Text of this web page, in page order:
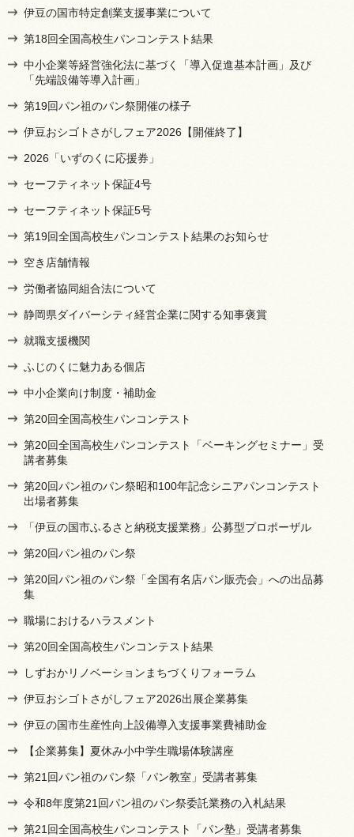
伊豆の国市特定創業支援事業について
第18回全国高校生パンコンテスト結果
中小企業等経営強化法に基づく「導入促進基本計画」及び
「先端設備等導入計画」
第19回パン祖のパン祭開催の様子
伊豆おシゴトさがしフェア2026【開催終了】
2026「いずのくに応援券」
セーフティネット保証4号
セーフティネット保証5号
第19回全国高校生パンコンテスト結果のお知らせ
空き店舗情報
労働者協同組合法について
静岡県ダイバーシティ経営企業に関する知事褒賞
就職支援機関
ふじのくに魅力ある個店
中小企業向け制度・補助金
第20回全国高校生パンコンテスト
第20回全国高校生パンコンテスト「ベーキングセミナー」受
講者募集
第20回パン祖のパン祭昭和100年記念シニアパンコンテスト
出場者募集
「伊豆の国市ふるさと納税支援業務」公募型プロポーザル
第20回パン祖のパン祭
第20回パン祖のパン祭「全国有名店パン販売会」への出品募
集
職場におけるハラスメント
第20回全国高校生パンコンテスト結果
しずおかリノベーションまちづくりフォーラム
伊豆おシゴトさがしフェア2026出展企業募集
伊豆の国市生産性向上設備導入支援事業費補助金
【企業募集】夏休み小中学生職場体験講座
第21回パン祖のパン祭「パン教室」受講者募集
令和8年度第21回パン祖のパン祭委託業務の入札結果
第21回全国高校生パンコンテスト「パン塾」受講者募集